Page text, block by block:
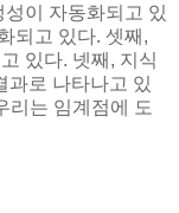
이 자동화되고 있
되고 있다. 셋째,
있다. 넷째, 지식
과로 나타나고 있
리는 임계점에 도